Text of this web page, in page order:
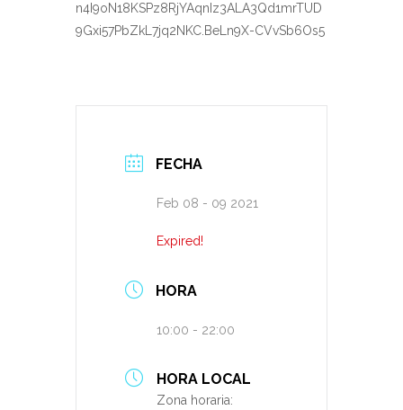
n4I9oN18KSPz8RjYAqnIz3ALA3Qd1mrTUD
9Gxi57PbZkL7jq2NKC.BeLn9X-CVvSb6Os5
FECHA
Feb 08 - 09 2021
Expired!
HORA
10:00 - 22:00
HORA LOCAL
Zona horaria: